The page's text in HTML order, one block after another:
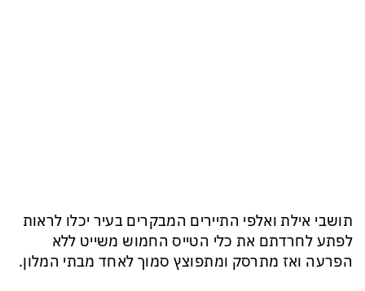
תושבי אילת ואלפי התיירים המבקרים בעיר יכלו לראות
לפתע לחרדתם את כלי הטייס החמוש משייט ללא
הפרעה ואז מתרסק ומתפוצץ סמוך לאחד מבתי המלון.